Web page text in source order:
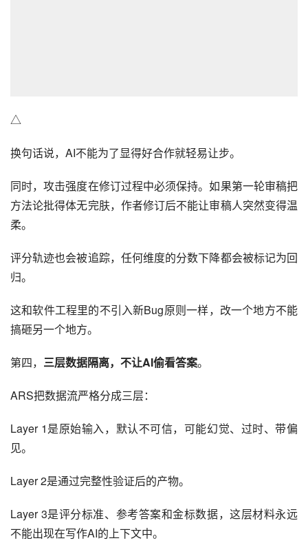
△
换句话说，AI不能为了显得好合作就轻易让步。
同时，攻击强度在修订过程中必须保持。如果第一轮审稿把
方法论批得体无完肤，作者修订后不能让审稿人突然变得温
柔。
评分轨迹也会被追踪，任何维度的分数下降都会被标记为回
归。
这和软件工程里的不引入新Bug原则一样，改一个地方不能
搞砸另一个地方。
第四， 三层数据隔离，不让AI偷看答案。
ARS把数据流严格分成三层：
Layer 1是原始输入，默认不可信，可能幻觉、过时、带偏
见。
Layer 2是通过完整性验证后的产物。
Layer 3是评分标准、参考答案和金标数据，这层材料永远
不能出现在写作AI的上下文中。